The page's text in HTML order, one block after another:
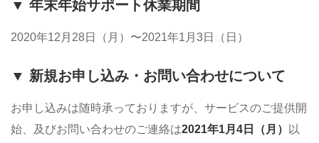
▼ 年末年始サポート休業期間
2020年12月28日（月）〜2021年1月3日（日）
▼ 新規お申し込み・お問い合わせについて
お申し込みは随時承っておりますが、サービスのご提供開
始、及びお問い合わせのご連絡は2021年1月4日（月）
以